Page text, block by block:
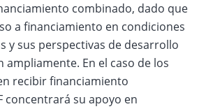
combinado, dado que
a financiamiento en condiciones
y sus perspectivas de desarrollo
ampliamente. En el caso de los
recibir financiamiento
concentrará su apoyo en